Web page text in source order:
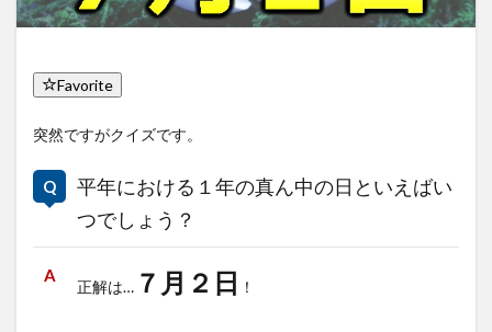
Favorite
突然ですがクイズです。
平年における１年の真ん中の日といえばい
つでしょう？
正解は… ７月２日 ！